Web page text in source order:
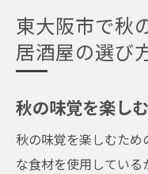
東大阪市で秋
居酒屋の選び
秋の味覚を楽し
秋の味覚を楽しむた
な食材を使用してい